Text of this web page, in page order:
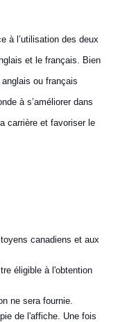
à l’utilisation des deux
et le français. Bien
ou français
à s’améliorer dans
carrière et favoriser le
canadiens et aux
éligible à l'obtention
ne sera fournie.
de l'affiche. Une fois